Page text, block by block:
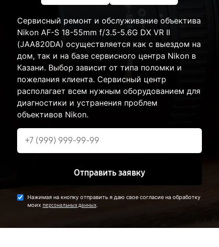
Сервисный ремонт и обслуживание объектива
Nikon AF-S 18-55mm f/3.5-5.6G DX VR II
(JAA820DA) осуществляется как с выездом на
дом, так и на базе сервисного центра Nikon в
Казани. Выбор зависит от типа поломки и
пожелания клиента. Сервисный центр
располагает всем нужным оборудованием для
диагностики и устранения проблем
объективов Nikon.
Отправить заявку
Нажимая на кнопку отправить я даю свое согласие на обработку
моих персональных данных.